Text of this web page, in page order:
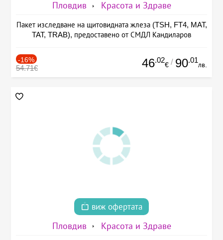
Пловдив Красота и Здраве
Пакет изследване на щитовидната жлеза (TSH, FT4, MAT,
TAT, TRAB), предоставено от СМДЛ Кандиларов
-16%
54.71€ 46.02
€ / 90.01
лв.
виж офертата
Пловдив Красота и Здраве